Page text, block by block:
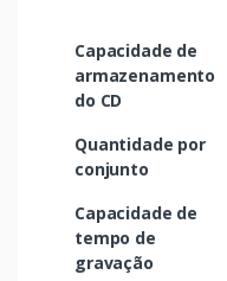
Capacidade de
armazenamento
do CD
Quantidade por
conjunto
Capacidade de
tempo de
gravação